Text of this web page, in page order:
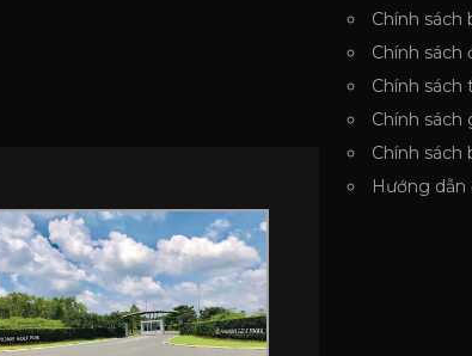
Chính sách
Chính sách
Chính sách
Chính sách
Chính sách
Hướng dẫn